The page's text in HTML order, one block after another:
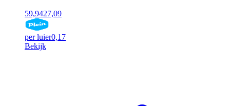
59,9427,09
per luier0,17
Bekijk